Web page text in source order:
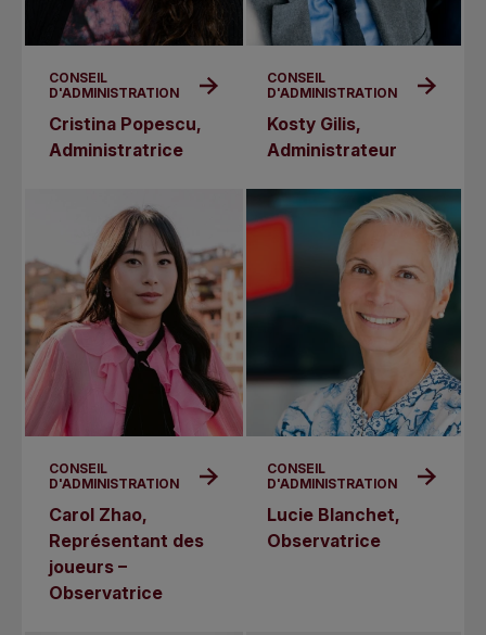
CONSEIL
D'ADMINISTRATION
Cristina Popescu,
Administratrice
CONSEIL
D'ADMINISTRATION
Kosty Gilis,
Administrateur
CONSEIL
D'ADMINISTRATION
Carol Zhao,
Représentant des
joueurs –
Observatrice
CONSEIL
D'ADMINISTRATION
Lucie Blanchet,
Observatrice